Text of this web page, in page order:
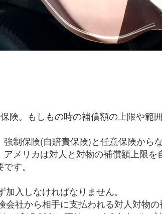
険。もしもの時の補償額の上限や範
制保険(自賠責保険)と任意保険からな
メリカは対人と対物の補償額上限を
す。
入しなければなりません。
社から相手に支払われる対人対物の